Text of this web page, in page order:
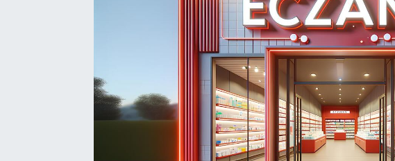
Haber Arşivi